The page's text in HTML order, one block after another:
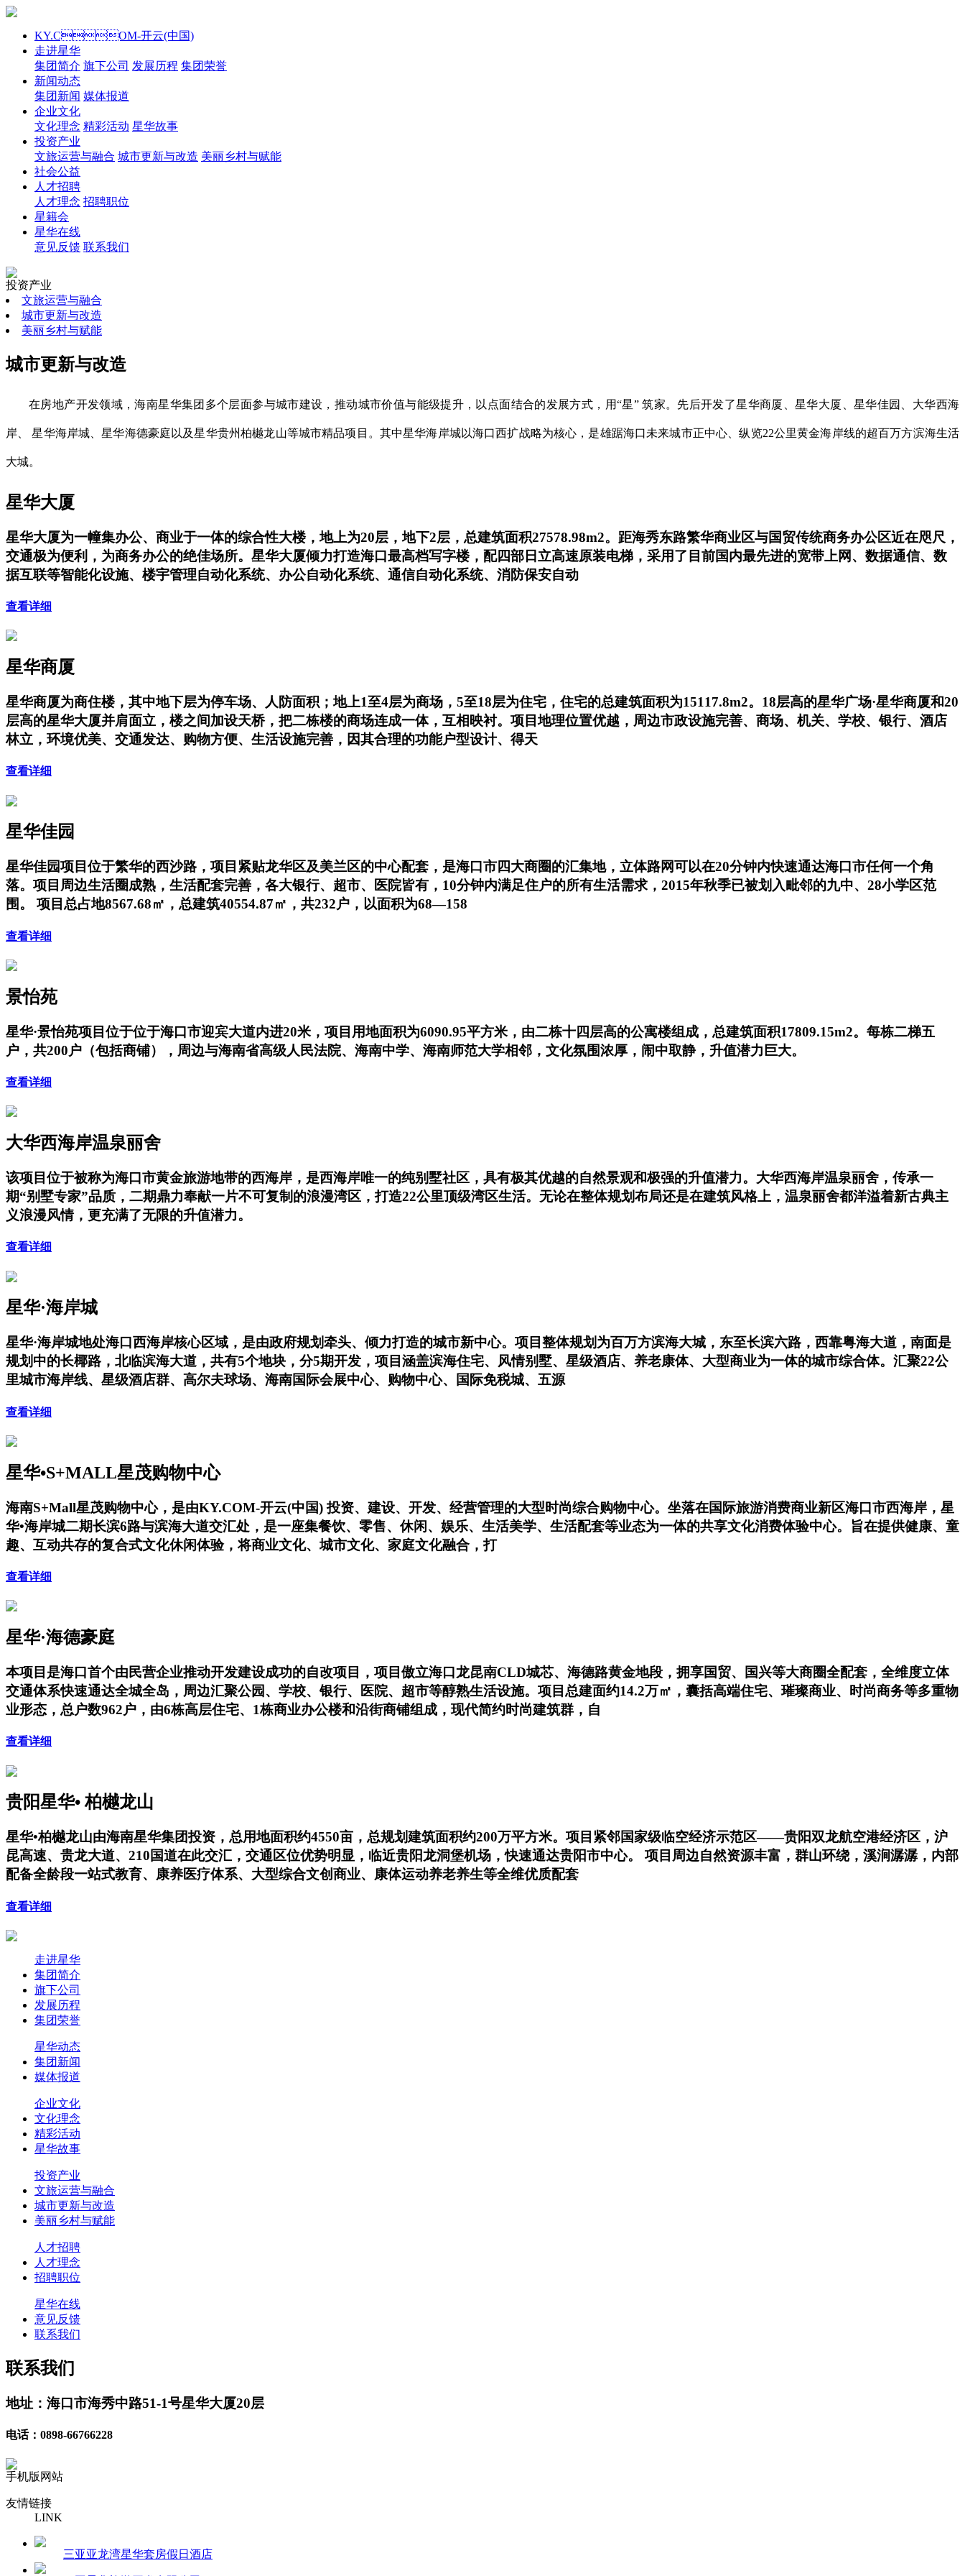
KY.COM-开云(中国)
走进星华
集团简介 旗下公司 发展历程 集团荣誉
新闻动态
集团新闻 媒体报道
企业文化
文化理念 精彩活动 星华故事
投资产业
文旅运营与融合 城市更新与改造 美丽乡村与赋能
社会公益
人才招聘
人才理念 招聘职位
星籍会
星华在线
意见反馈 联系我们
投资产业
文旅运营与融合
城市更新与改造
美丽乡村与赋能
城市更新与改造
在房地产开发领域，海南星华集团多个层面参与城市建设，推动城市价值与能级提升，以点面结合的发展方式，用“星” 筑家。先后开发了星华商厦、星华大厦、星华佳园、大华西海
岸、 星华海岸城、星华海德豪庭以及星华贵州柏樾龙山等城市精品项目。其中星华海岸城以海口西扩战略为核心，是雄踞海口未来城市正中心、纵览22公里黄金海岸线的超百万方滨海生活
大城。
星华大厦
星华大厦为一幢集办公、商业于一体的综合性大楼，地上为20层，地下2层，总建筑面积27578.98m2。距海秀东路繁华商业区与国贸传统商务办公区近在咫尺，
交通极为便利，为商务办公的绝佳场所。星华大厦倾力打造海口最高档写字楼，配四部日立高速原装电梯，采用了目前国内最先进的宽带上网、数据通信、数
据互联等智能化设施、楼宇管理自动化系统、办公自动化系统、通信自动化系统、消防保安自动
查看详细
星华商厦
星华商厦为商住楼，其中地下层为停车场、人防面积；地上1至4层为商场，5至18层为住宅，住宅的总建筑面积为15117.8m2。18层高的星华广场·星华商厦和20
层高的星华大厦并肩面立，楼之间加设天桥，把二栋楼的商场连成一体，互相映衬。项目地理位置优越，周边市政设施完善、商场、机关、学校、银行、酒店
林立，环境优美、交通发达、购物方便、生活设施完善，因其合理的功能户型设计、得天
查看详细
星华佳园
星华佳园项目位于繁华的西沙路，项目紧贴龙华区及美兰区的中心配套，是海口市四大商圈的汇集地，立体路网可以在20分钟内快速通达海口市任何一个角
落。项目周边生活圈成熟，生活配套完善，各大银行、超市、医院皆有，10分钟内满足住户的所有生活需求，2015年秋季已被划入毗邻的九中、28小学区范
围。 项目总占地8567.68㎡，总建筑40554.87㎡，共232户，以面积为68—158
查看详细
景怡苑
星华·景怡苑项目位于位于海口市迎宾大道内进20米，项目用地面积为6090.95平方米，由二栋十四层高的公寓楼组成，总建筑面积17809.15m2。每栋二梯五
户，共200户（包括商铺），周边与海南省高级人民法院、海南中学、海南师范大学相邻，文化氛围浓厚，闹中取静，升值潜力巨大。
查看详细
大华西海岸温泉丽舍
该项目位于被称为海口市黄金旅游地带的西海岸，是西海岸唯一的纯别墅社区，具有极其优越的自然景观和极强的升值潜力。大华西海岸温泉丽舍，传承一
期“别墅专家”品质，二期鼎力奉献一片不可复制的浪漫湾区，打造22公里顶级湾区生活。无论在整体规划布局还是在建筑风格上，温泉丽舍都洋溢着新古典主
义浪漫风情，更充满了无限的升值潜力。
查看详细
星华·海岸城
星华·海岸城地处海口西海岸核心区域，是由政府规划牵头、倾力打造的城市新中心。项目整体规划为百万方滨海大城，东至长滨六路，西靠粤海大道，南面是
规划中的长椰路，北临滨海大道，共有5个地块，分5期开发，项目涵盖滨海住宅、风情别墅、星级酒店、养老康体、大型商业为一体的城市综合体。汇聚22公
里城市海岸线、星级酒店群、高尔夫球场、海南国际会展中心、购物中心、国际免税城、五源
查看详细
星华•S+MALL星茂购物中心
海南S+Mall星茂购物中心，是由KY.COM-开云(中国) 投资、建设、开发、经营管理的大型时尚综合购物中心。坐落在国际旅游消费商业新区海口市西海岸，星
华•海岸城二期长滨6路与滨海大道交汇处，是一座集餐饮、零售、休闲、娱乐、生活美学、生活配套等业态为一体的共享文化消费体验中心。旨在提供健康、童
趣、互动共存的复合式文化休闲体验，将商业文化、城市文化、家庭文化融合，打
查看详细
星华·海德豪庭
本项目是海口首个由民营企业推动开发建设成功的自改项目，项目傲立海口龙昆南CLD城芯、海德路黄金地段，拥享国贸、国兴等大商圈全配套，全维度立体
交通体系快速通达全城全岛，周边汇聚公园、学校、银行、医院、超市等醇熟生活设施。项目总建面约14.2万㎡，囊括高端住宅、璀璨商业、时尚商务等多重物
业形态，总户数962户，由6栋高层住宅、1栋商业办公楼和沿街商铺组成，现代简约时尚建筑群，自
查看详细
贵阳星华• 柏樾龙山
星华•柏樾龙山由海南星华集团投资，总用地面积约4550亩，总规划建筑面积约200万平方米。项目紧邻国家级临空经济示范区——贵阳双龙航空港经济区，沪
昆高速、贵龙大道、210国道在此交汇，交通区位优势明显，临近贵阳龙洞堡机场，快速通达贵阳市中心。 项目周边自然资源丰富，群山环绕，溪涧潺潺，内部
配备全龄段一站式教育、康养医疗体系、大型综合文创商业、康体运动养老养生等全维优质配套
查看详细
走进星华
集团简介
旗下公司
发展历程
集团荣誉
星华动态
集团新闻
媒体报道
企业文化
文化理念
精彩活动
星华故事
投资产业
文旅运营与融合
城市更新与改造
美丽乡村与赋能
人才招聘
人才理念
招聘职位
星华在线
意见反馈
联系我们
联系我们
地址：海口市海秀中路51-1号星华大厦20层
电话：0898-66766228
手机版网站
友情链接
LINK
三亚亚龙湾星华套房假日酒店